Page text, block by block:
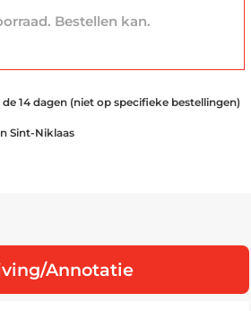
Bestellen kan.
14 dagen (niet op specifieke bestellingen)
Sint-Niklaas
Annotatie